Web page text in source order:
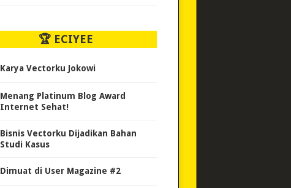
🏆 ECIYEE
Karya Vectorku Jokowi
Menang Platinum Blog Award
Internet Sehat!
Bisnis Vectorku Dijadikan Bahan
Studi Kasus
Dimuat di User Magazine #2